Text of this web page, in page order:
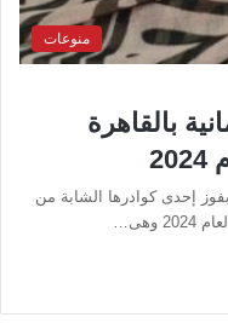
منوعات
بالقاهرة
بفوز إحدى كوادرها الشابة من